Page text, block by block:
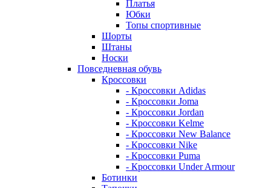
Платья
Юбки
Топы спортивные
Шорты
Штаны
Носки
Повседневная обувь
Кроссовки
- Кроссовки Adidas
- Кроссовки Joma
- Кроссовки Jordan
- Кроссовки Kelme
- Кроссовки New Balance
- Кроссовки Nike
- Кроссовки Puma
- Кроссовки Under Armour
Ботинки